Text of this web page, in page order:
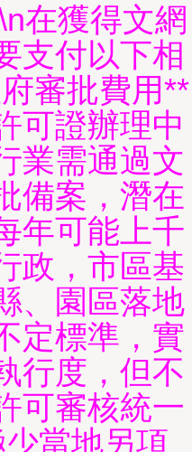
在獲得文網
支付以下相
審批費用**
可證辦理中
業需通過文
備案，潛在
年可能上千
政，市區基
、園區落地
定標準，實
行度，但不
可審核統一
當地另項